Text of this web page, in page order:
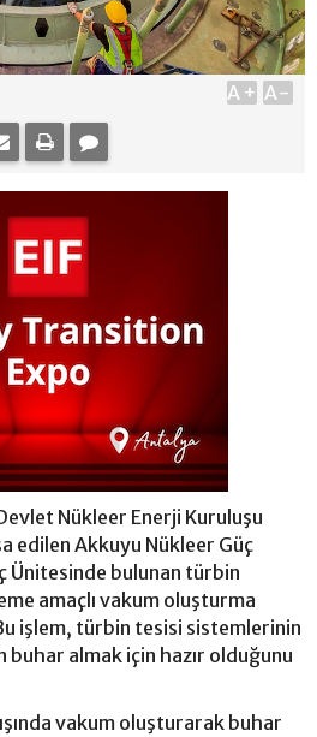
A+ A-
Nükleer Enerji Kuruluşu
edilen Akkuyu Nükleer Güç
Ünitesinde bulunan türbin
amaçlı vakum oluşturma
işlem, türbin tesisi sistemlerinin
almak için hazır olduğunu
vakum oluşturarak buhar